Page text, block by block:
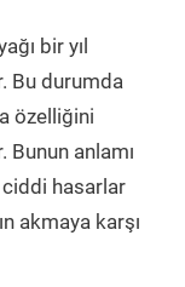
bir yıl
Bu durumda
özelliğini
anlamı
hasarlar
akmaya karşı